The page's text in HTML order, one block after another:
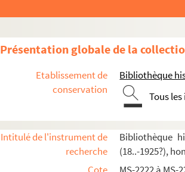
Présentation globale de la
Etablissement de
conservation
Bibliothèque
Tous
Intitulé de l'instrument de
recherche
Bibliothèque
(18..-1925?),
4-MS-2222. Papiers personnels